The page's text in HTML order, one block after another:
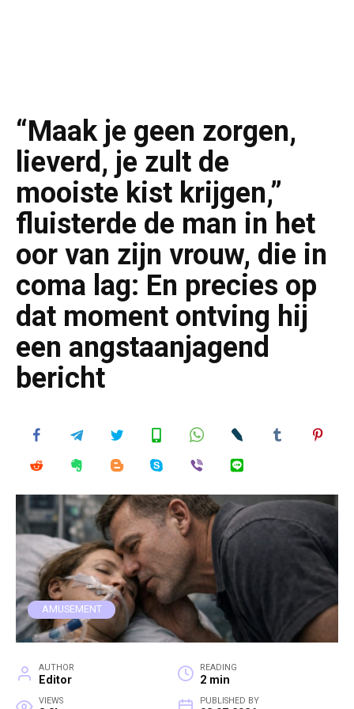
“Maak je geen zorgen,
lieverd, je zult de
mooiste kist krijgen,”
fluisterde de man in het
oor van zijn vrouw, die in
coma lag: En precies op
dat moment ontving hij
een angstaanjagend
bericht
AMUSEMENT
AUTHOR
Editor
READING
2 min
VIEWS PUBLISHED BY